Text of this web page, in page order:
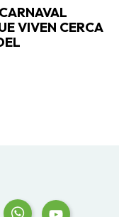
VIVEN CERCA